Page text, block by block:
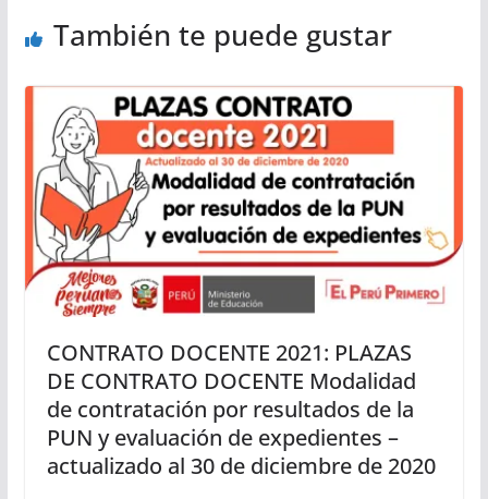
También te puede gustar
CONTRATO DOCENTE 2021: PLAZAS
DE CONTRATO DOCENTE Modalidad
de contratación por resultados de la
PUN y evaluación de expedientes –
actualizado al 30 de diciembre de 2020